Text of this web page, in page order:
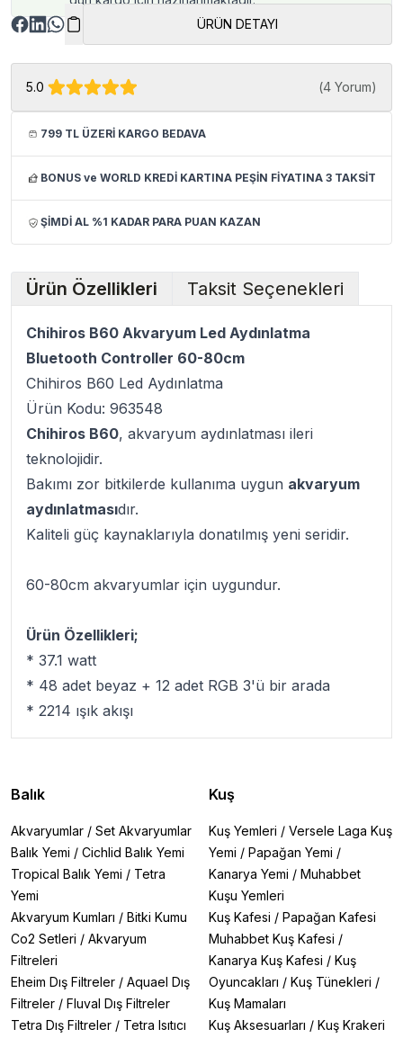
ÜRÜN DETAYI
5.0 (4 Yorum)
799 TL ÜZERİ KARGO BEDAVA
BONUS ve WORLD KREDİ KARTINA PEŞİN FİYATINA 3 TAKSİT
ŞİMDİ AL %1 KADAR PARA PUAN KAZAN
Ürün Özellikleri Taksit Seçenekleri
Chihiros B60 Akvaryum Led Aydınlatma
Bluetooth Controller 60-80cm
Chihiros B60 Led Aydınlatma
Ürün Kodu: 963548
Chihiros B60, akvaryum aydınlatması ileri
teknolojidir.
Bakımı zor bitkilerde kullanıma uygun akvaryum
aydınlatmasıdır.
Kaliteli güç kaynaklarıyla donatılmış yeni seridir.
60-80cm akvaryumlar için uygundur.
Ürün Özellikleri;
* 37.1 watt
* 48 adet beyaz + 12 adet RGB 3'ü bir arada
* 2214 ışık akışı
Balık
Akvaryumlar / Set Akvaryumlar
Balık Yemi / Cichlid Balık Yemi
Tropical Balık Yemi / Tetra
Yemi
Akvaryum Kumları / Bitki Kumu
Co2 Setleri / Akvaryum
Filtreleri
Eheim Dış Filtreler / Aquael Dış
Filtreler / Fluval Dış Filtreler
Tetra Dış Filtreler / Tetra Isıtıcı
Kuş
Kuş Yemleri / Versele Laga Kuş
Yemi / Papağan Yemi /
Kanarya Yemi / Muhabbet
Kuşu Yemleri
Kuş Kafesi / Papağan Kafesi
Muhabbet Kuş Kafesi /
Kanarya Kuş Kafesi / Kuş
Oyuncakları / Kuş Tünekleri /
Kuş Mamaları
Kuş Aksesuarları / Kuş Krakeri